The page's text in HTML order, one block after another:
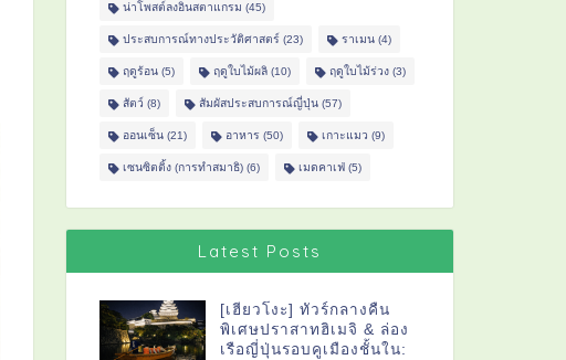
น่าโพสต์ลงอินสตาแกรม (45)
ประสบการณ์ทางประวัติศาสตร์(23) ราเมน(4)
ฤดูร้อน(5) ฤดูใบไม้ผลิ(10) ฤดูใบไม้ร่วง(3)
สัตว์ (8) สัมผัสประสบการณ์ญี่ปุ่น(57)
ออนเซ็น(21) อาหาร(50) เกาะแมว (9)
เซนซิตติ้ง (การทำสมาธิ)(6) เมดคาเฟ่ (5)
Latest Posts
[เฮียวโงะ] ทัวร์กลางคืน
พิเศษปราสาทฮิเมจิ & ล่อง
เรือญี่ปุ่นรอบคูเมืองชั้นใน: